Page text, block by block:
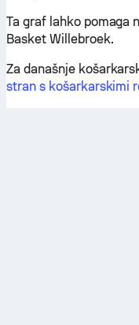
Ta graf lahko pomaga
Basket Willebroek.
Za današnje
stran s košarkarskimi